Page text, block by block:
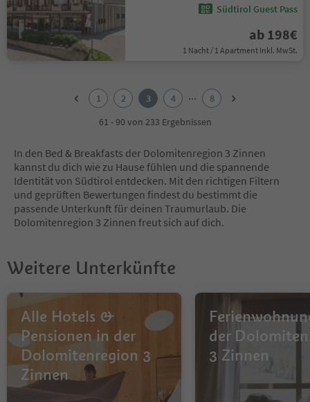
Südtirol Guest Pass
ab 198€
1 Nacht / 1 Apartment Inkl. MwSt.
1 2 3 4 ...
8
61 - 90 von 233 Ergebnissen
In den Bed & Breakfasts der Dolomitenregion 3 Zinnen
kannst du dich wie zu Hause fühlen und die spannende
Identität von Südtirol entdecken. Mit den richtigen Filtern
und geprüften Bewertungen findest du bestimmt die
passende Unterkunft für deinen Traumurlaub. Die
Dolomitenregion 3 Zinnen freut sich auf dich.
Weitere Unterkünfte
Alle Hotels &
Pensionen in der
Dolomitenregion 3
Zinnen
der
3 Zinnen